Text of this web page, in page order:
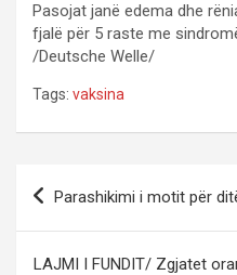
Pasojat janë edema dhe
fjalë për 5 raste me
/Deutsche Welle/
Tags: vaksina
Parashikimi i motit për
LAJMI I FUNDIT/ Zgjatet